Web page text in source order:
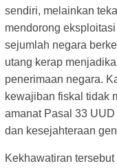
sendiri, melainkan
mendorong
sejumlah negara
utang kerap
penerimaan negara.
kewajiban fiskal tidak
amanat Pasal 33
dan kesejahteraan
Kekhawatiran